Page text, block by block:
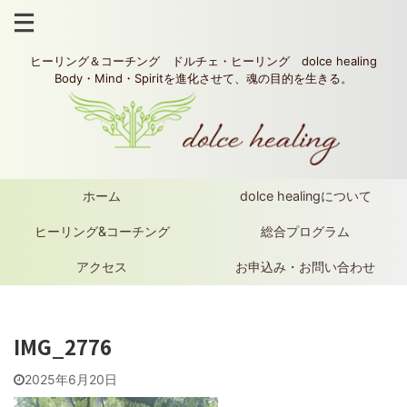
ヒーリング＆コーチング ドルチェ・ヒーリング dolce healing
Body・Mind・Spiritを進化させて、魂の目的を生きる。
ホーム dolce healingについて
ヒーリング&コーチング 総合プログラム
アクセス お申込み・お問い合わせ
IMG_2776
2025年6月20日